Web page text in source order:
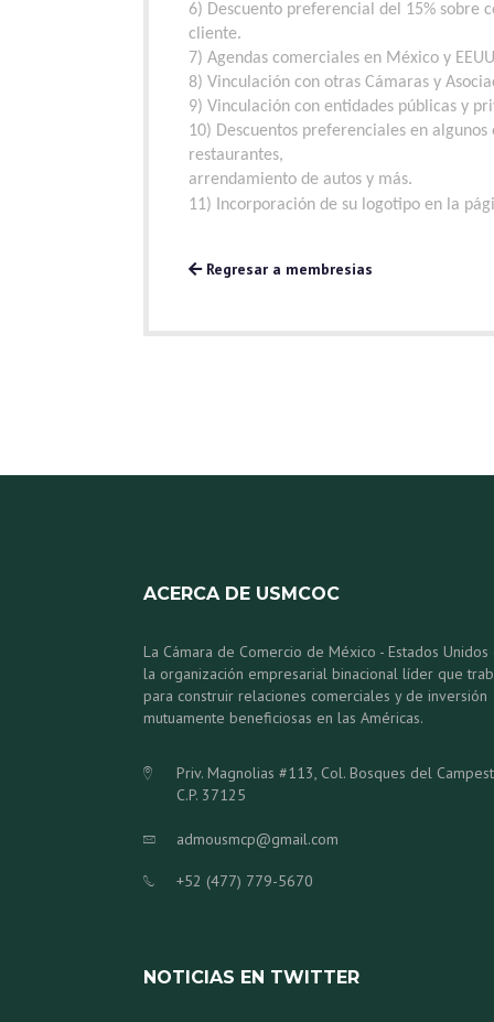
6) Descuento preferencial del 15% sobre
cliente.
7) Agendas comerciales en México y
8) Vinculación con otras Cámaras y
9) Vinculación con entidades públicas y
10) Descuentos preferenciales en
restaurantes,
arrendamiento de autos y más.
11) Incorporación de su logotipo en la
Regresar a membresias
ACERCA DE USMCOC
La Cámara de Comercio de México - Estados Unidos
la organización empresarial binacional líder que
para construir relaciones comerciales y de inversión
mutuamente beneficiosas en las Américas.
Priv. Magnolias #113, Col. Bosques del
C.P. 37125
admousmcp@gmail.com
+52 (477) 779-5670
NOTICIAS EN TWITTER